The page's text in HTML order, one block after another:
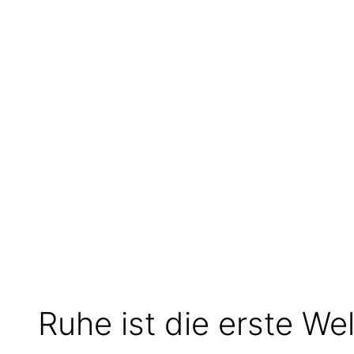
Ruhe ist die erste